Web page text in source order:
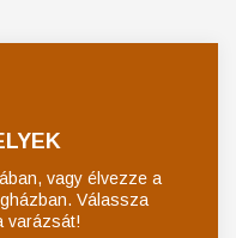
vagy élvezze a
Válassza
varázsát!